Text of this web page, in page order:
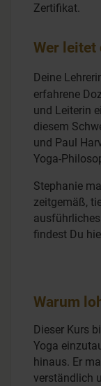
Zertifikat.
Wer leitet
Deine
erfahrene
und Leiterin
diesem
und Paul
Yoga-
Stephanie
zeitgemäß,
findest Du
Warum
Dieser Kurs
Yoga
hinaus. Er
verständlich